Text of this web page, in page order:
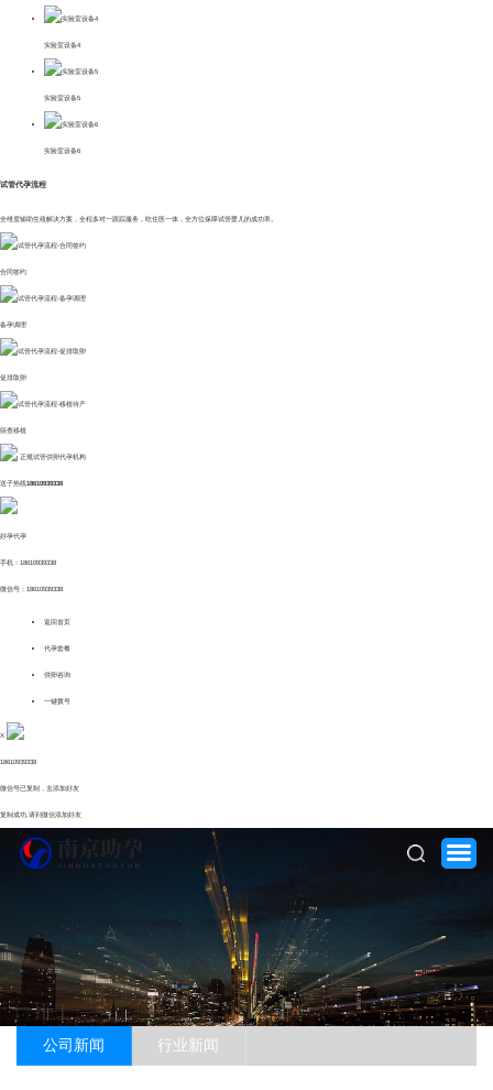
实验室设备4
实验室设备5
实验室设备6
试管代孕流程
全维度辅助生殖解决方案，全程多对一跟踪服务，吃住医一体，全方位保障试管婴儿的成功率。
合同签约
备孕调理
促排取卵
筛查移植
正规试管供卵代孕机构
送子热线18610939338
好孕代孕
手机：18610939338
微信号：18610939338
返回首页
代孕套餐
供卵咨询
一键拨号
X
18610939338
微信号已复制，去添加好友
复制成功,请到微信添加好友
公司新闻 行业新闻